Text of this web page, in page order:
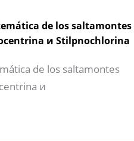
de los saltamontes
и Stilpnochlorina
de los saltamontes
и